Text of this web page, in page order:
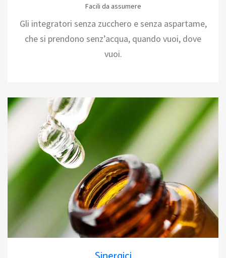
Facili da assumere
Gli integratori senza zucchero e senza aspartame,
che si prendono senz’acqua, quando vuoi, dove
vuoi.